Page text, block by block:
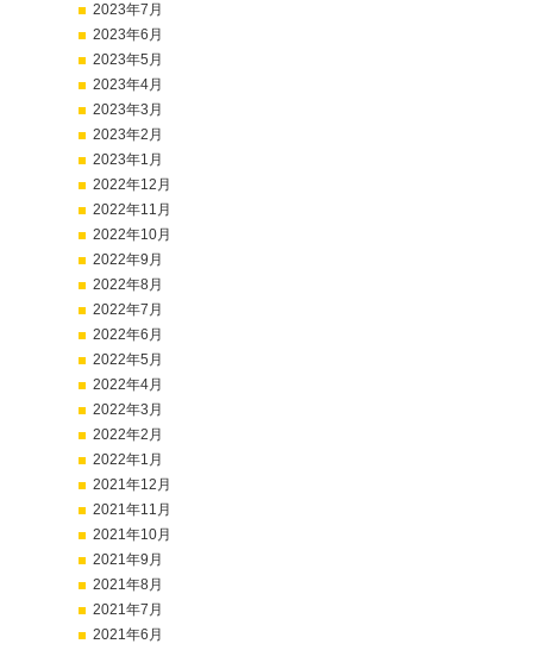
2023年7月
2023年6月
2023年5月
2023年4月
2023年3月
2023年2月
2023年1月
2022年12月
2022年11月
2022年10月
2022年9月
2022年8月
2022年7月
2022年6月
2022年5月
2022年4月
2022年3月
2022年2月
2022年1月
2021年12月
2021年11月
2021年10月
2021年9月
2021年8月
2021年7月
2021年6月